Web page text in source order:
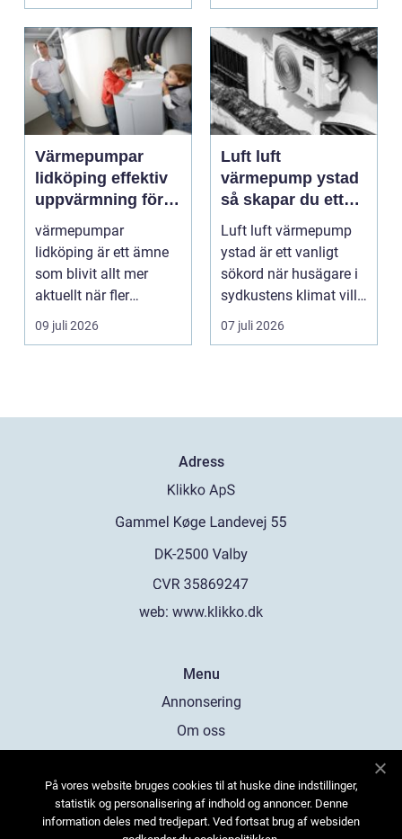
Värmepumpar
lidköping effektiv
uppvärmning för
hus och
fastigheter
värmepumpar
lidköping är ett ämne
som blivit allt mer
aktuellt när fler
fastighetsägare vill
kombine...
09 juli 2026
Luft luft
värmepump ystad
så skapar du ett
behagligt
inomhusklimat
Året om
Luft luft värmepump
ystad är ett vanligt
sökord när husägare i
sydkustens klimat vill
hitta ett smar...
07 juli 2026
Adress
web: www.klikko.dk
Menu
Annonsering
Om oss
Kontakta oss
Sitemap
På vores website bruges cookies til at huske dine indstillinger,
statistik og personalisering af indhold og annoncer. Denne
information deles med tredjepart. Ved fortsat brug af websiden